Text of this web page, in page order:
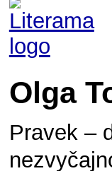
Olga
Pravek –